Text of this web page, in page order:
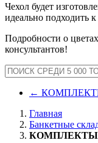
Чехол будет
идеально подходить
Подробности о
консультантов!
←
Главная
Банкетные
КОМПЛЕКТЫ